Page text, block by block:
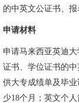
的中英文公证书、
申请材料
申请马来西亚英迪
证书、学位证书的
供大专成绩单及毕
少18个月；英文个